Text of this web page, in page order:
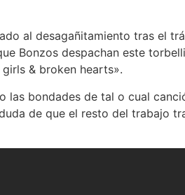
al desagañitamiento tras el
Bonzos despachan este
& broken hearts».
las bondades de tal o cual
de que el resto del trabajo